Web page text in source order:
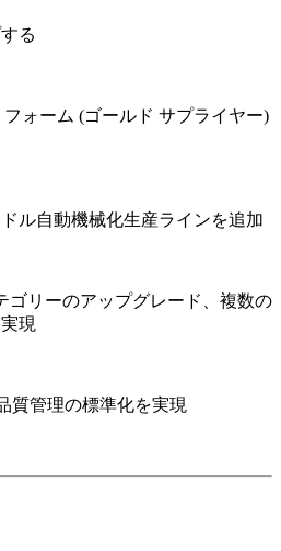
る
ォーム (ゴールド サプライヤー)
ル自動機械化生産ラインを追加
ゴリーのアップグレード、複数の
現
質管理の標準化を実現